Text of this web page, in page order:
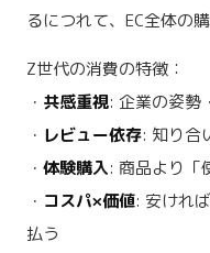
るにつれて、EC全体の
Z世代の消費の特徴：
・ 共感重視: 企業の姿勢
・ レビュー依存: 知り合
・ 体験購入: 商品より「
・ コスパ×価値: 安けれ
払う